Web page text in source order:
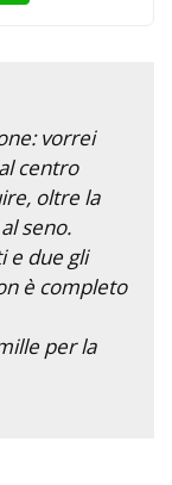
vorrei
centro
oltre la
seno.
e due gli
è completo
per la